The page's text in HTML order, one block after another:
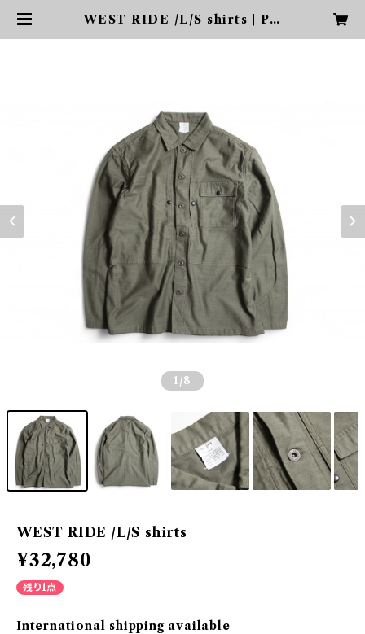
WEST RIDE /L/S shirts | PH
1 /8
WEST RIDE /L/S shirts
¥32,780
残り1点
International shipping available